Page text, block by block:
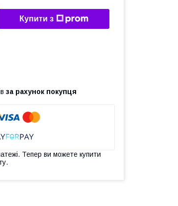
Купити з
за рахунок покупця
Тепер ви можете купити